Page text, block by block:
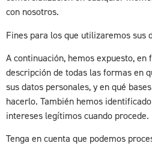
con nosotros.
Fines para los que utilizaremos sus
A continuación, hemos expuesto, en
descripción de todas las formas en
sus datos personales, y en qué
hacerlo. También hemos
intereses legítimos cuando procede.
Tenga en cuenta que podemos